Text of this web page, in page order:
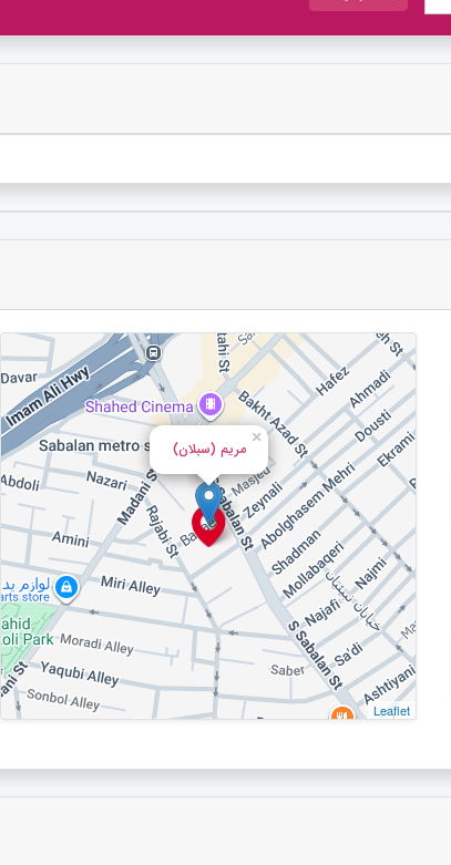
مریم (سبلان)
×
Leaflet